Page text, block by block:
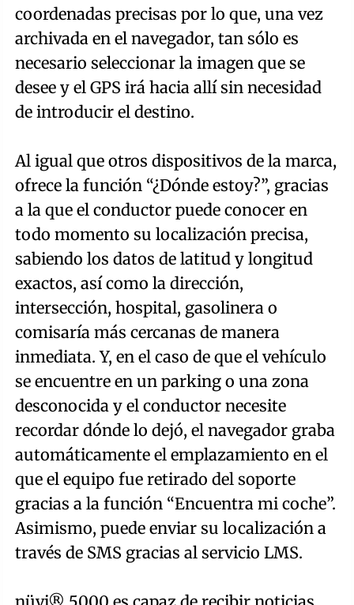
coordenadas precisas por lo que, una vez
archivada en el navegador, tan sólo es
necesario seleccionar la imagen que se
desee y el GPS irá hacia allí sin necesidad
de introducir el destino.
Al igual que otros dispositivos de la marca,
ofrece la función “¿Dónde estoy?”, gracias
a la que el conductor puede conocer en
todo momento su localización precisa,
sabiendo los datos de latitud y longitud
exactos, así como la dirección,
intersección, hospital, gasolinera o
comisaría más cercanas de manera
inmediata. Y, en el caso de que el vehículo
se encuentre en un parking o una zona
desconocida y el conductor necesite
recordar dónde lo dejó, el navegador graba
automáticamente el emplazamiento en el
que el equipo fue retirado del soporte
gracias a la función “Encuentra mi coche”.
Asimismo, puede enviar su localización a
través de SMS gracias al servicio LMS.